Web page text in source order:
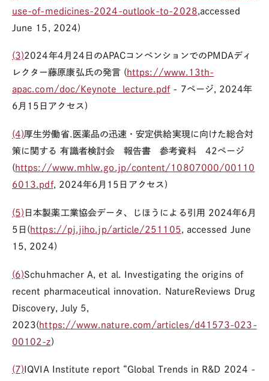
use-of-medicines-2024-outlook-to-2028 ,accessed
June 15, 2024)
(3)2024年4月24日のAPACコンベンションでのPMDAディ
レクター藤原康弘氏の発言 ( https://www.13th-
apac.com/doc/Keynote_lecture.pdf - 7ページ, 2024年
6月15日アクセス)
(4)厚生労働省. 医薬品の迅速・安定供給実現に向けた総合対
策に関する 有識者検討会 報告書 参考資料 42ページ
( https://www.mhlw.go.jp/content/10807000/00110
6013.pdf, 2024年6月15日アクセス)
(5) 日本製薬工業協会データ、じほうによる引用 2024年6月
5日( https://pj.jiho.jp/article/251105 , accessed June
15, 2024)
(6)Schuhmacher A, et al. Investigating the origins of
recent pharmaceutical innovation. NatureReviews Drug
Discovery, July 5,
2023(https://www.nature.com/articles/d41573-023-
00102-z)
(7) IQVIA Institute report “Global Trends in R&D 2024 -